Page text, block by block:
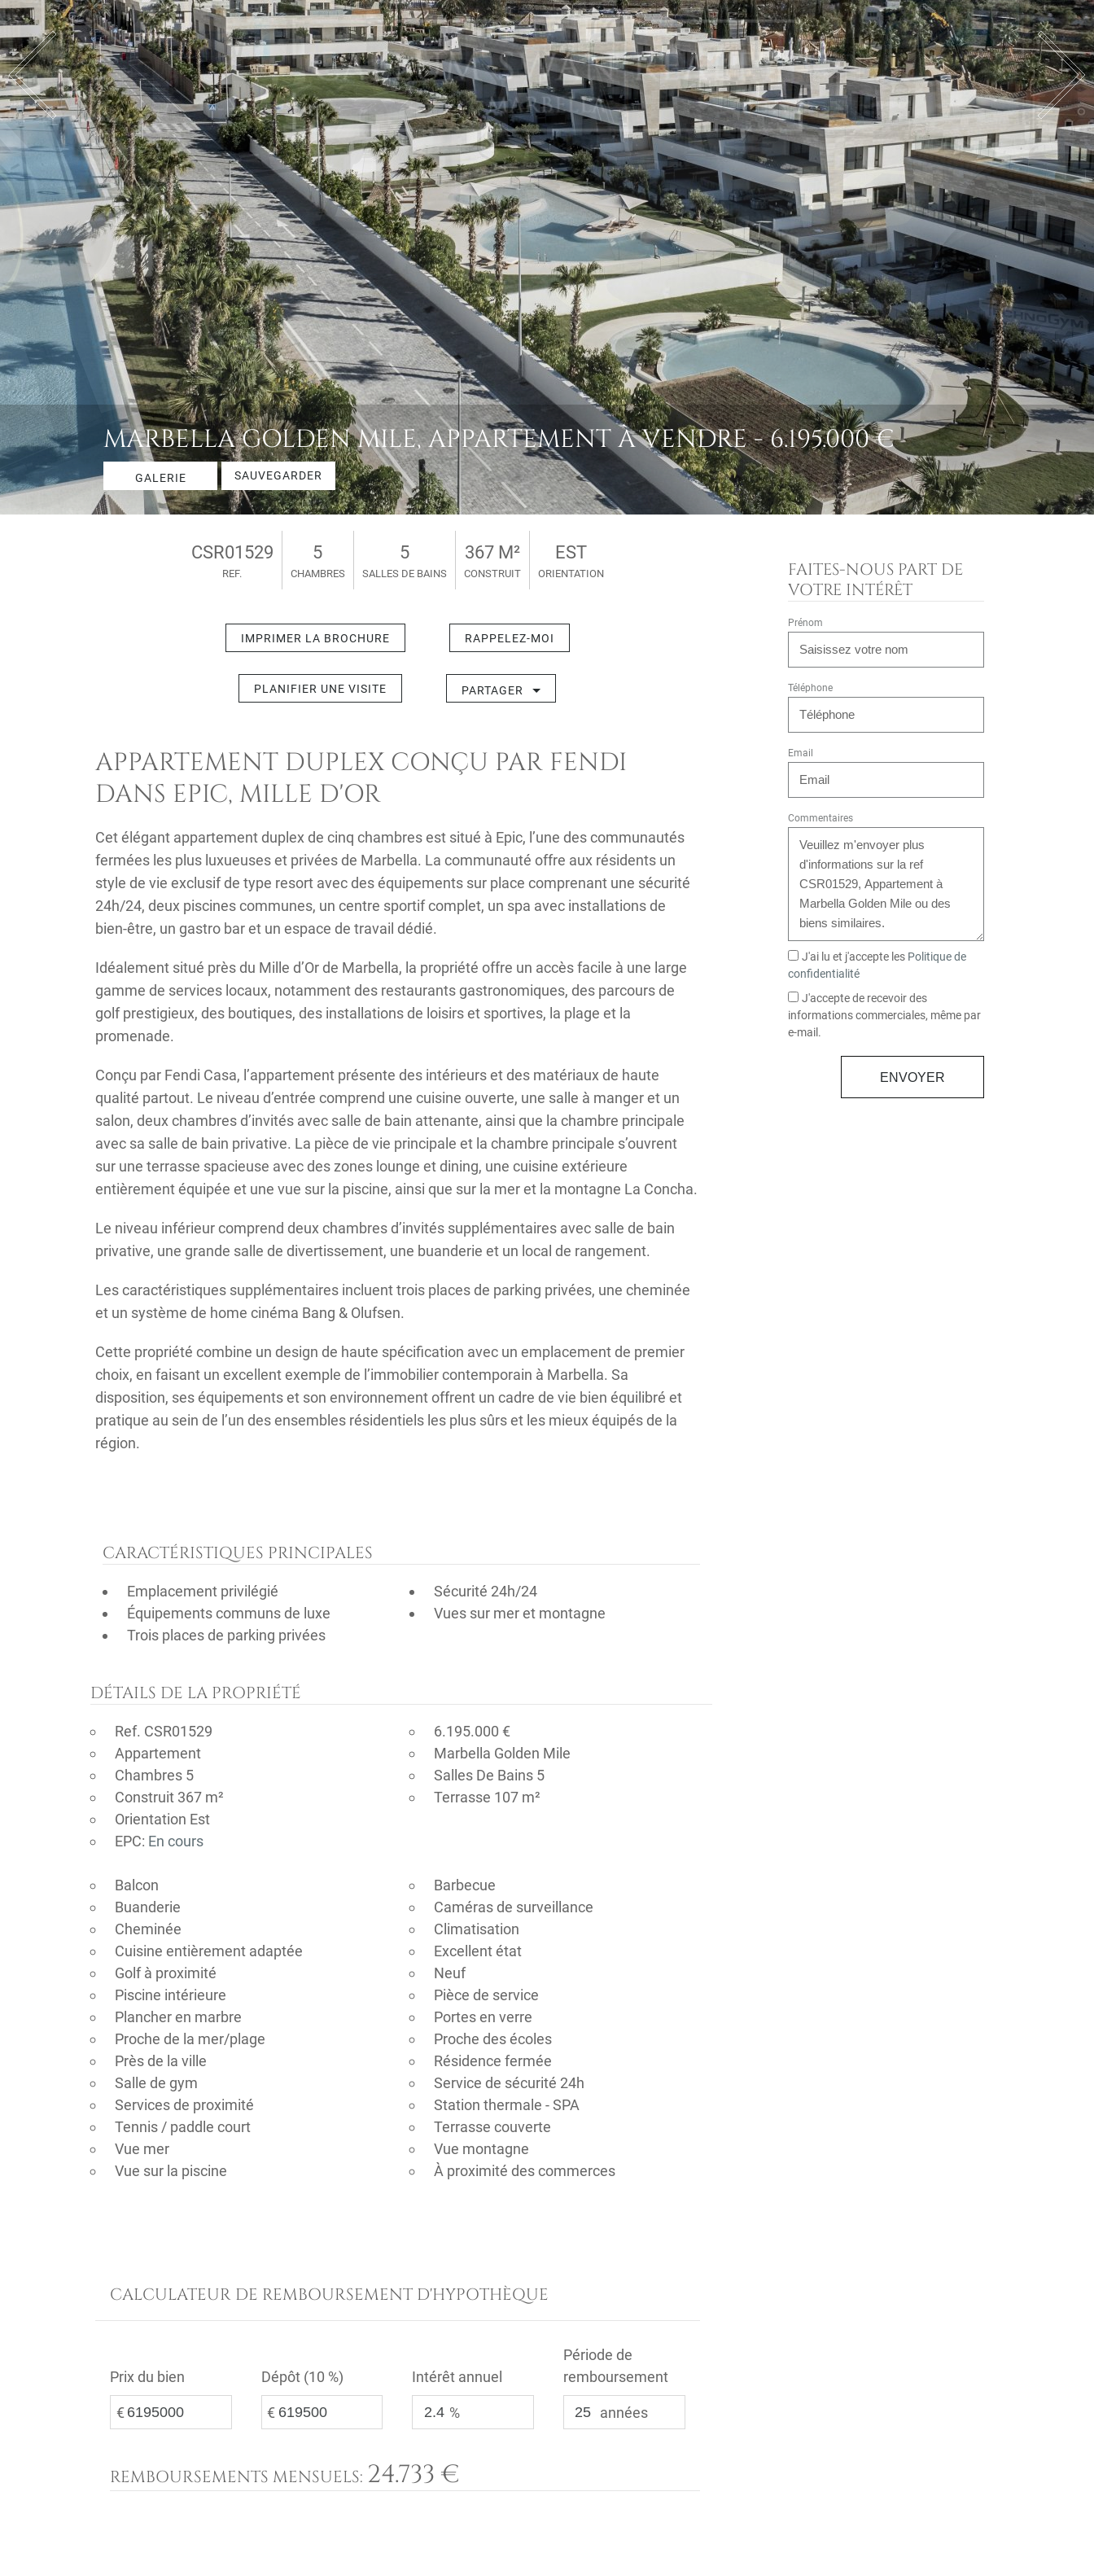
MARBELLA GOLDEN MILE, APPARTEMENT À VENDRE - 6.195.000 €
GALERIE SAUVEGARDER
CSR01529
REF.
5
CHAMBRES
5
SALLES DE BAINS
367 M²
CONSTRUIT
EST
ORIENTATION
IMPRIMER LA BROCHURE RAPPELEZ-MOI
PLANIFIER UNE VISITE PARTAGER
APPARTEMENT DUPLEX CONÇU PAR FENDI
DANS EPIC, MILLE D'OR
Cet élégant appartement duplex de cinq chambres est situé à Epic, l’une des communautés
fermées les plus luxueuses et privées de Marbella. La communauté offre aux résidents un
style de vie exclusif de type resort avec des équipements sur place comprenant une sécurité
24h/24, deux piscines communes, un centre sportif complet, un spa avec installations de
bien-être, un gastro bar et un espace de travail dédié.
Idéalement situé près du Mille d’Or de Marbella, la propriété offre un accès facile à une large
gamme de services locaux, notamment des restaurants gastronomiques, des parcours de
golf prestigieux, des boutiques, des installations de loisirs et sportives, la plage et la
promenade.
Conçu par Fendi Casa, l’appartement présente des intérieurs et des matériaux de haute
qualité partout. Le niveau d’entrée comprend une cuisine ouverte, une salle à manger et un
salon, deux chambres d’invités avec salle de bain attenante, ainsi que la chambre principale
avec sa salle de bain privative. La pièce de vie principale et la chambre principale s’ouvrent
sur une terrasse spacieuse avec des zones lounge et dining, une cuisine extérieure
entièrement équipée et une vue sur la piscine, ainsi que sur la mer et la montagne La Concha.
Le niveau inférieur comprend deux chambres d’invités supplémentaires avec salle de bain
privative, une grande salle de divertissement, une buanderie et un local de rangement.
Les caractéristiques supplémentaires incluent trois places de parking privées, une cheminée
et un système de home cinéma Bang & Olufsen.
Cette propriété combine un design de haute spécification avec un emplacement de premier
choix, en faisant un excellent exemple de l’immobilier contemporain à Marbella. Sa
disposition, ses équipements et son environnement offrent un cadre de vie bien équilibré et
pratique au sein de l’un des ensembles résidentiels les plus sûrs et les mieux équipés de la
région.
CARACTÉRISTIQUES PRINCIPALES
Emplacement privilégié
Sécurité 24h/24
Équipements communs de luxe
Vues sur mer et montagne
Trois places de parking privées
DÉTAILS DE LA PROPRIÉTÉ
Ref. CSR01529
6.195.000 €
Appartement
Marbella Golden Mile
Chambres 5
Salles De Bains 5
Construit 367 m²
Terrasse 107 m²
Orientation Est
EPC: En cours
Balcon
Barbecue
Buanderie
Caméras de surveillance
Cheminée
Climatisation
Cuisine entièrement adaptée
Excellent état
Golf à proximité
Neuf
Piscine intérieure
Pièce de service
Plancher en marbre
Portes en verre
Proche de la mer/plage
Proche des écoles
Près de la ville
Résidence fermée
Salle de gym
Service de sécurité 24h
Services de proximité
Station thermale - SPA
Tennis / paddle court
Terrasse couverte
Vue mer
Vue montagne
Vue sur la piscine
À proximité des commerces
CALCULATEUR DE REMBOURSEMENT D'HYPOTHÈQUE
Prix du bien
€
Dépôt (10 %)
€
Intérêt annuel
%
Période de
remboursement
années
REMBOURSEMENTS MENSUELS: 24.733 €
FAITES-NOUS PART DE
VOTRE INTÉRÊT
Prénom
Téléphone
Email
Commentaires
J'ai lu et j'accepte les Politique de
confidentialité
J'accepte de recevoir des
informations commerciales, même par
e-mail.
ENVOYER